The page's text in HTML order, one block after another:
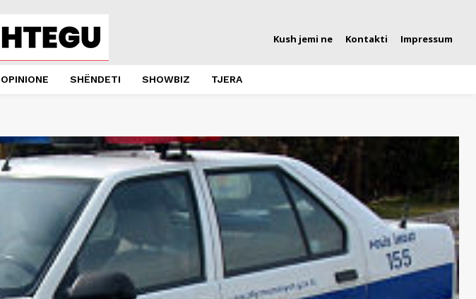
Kush jemi ne Kontakti Impressum
OPINIONE SHËNDETI SHOWBIZ TJERA